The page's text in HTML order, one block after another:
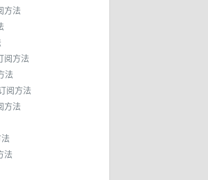
方法
阅方法
法
阅方法
方法
法